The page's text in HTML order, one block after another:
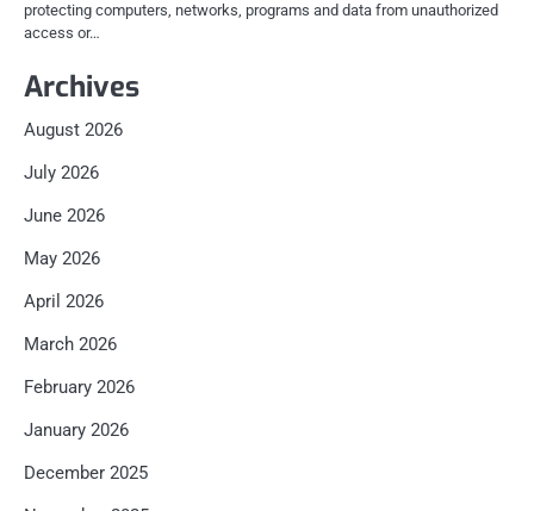
protecting computers, networks, programs and data from unauthorized
access or…
Archives
August 2026
July 2026
June 2026
May 2026
April 2026
March 2026
February 2026
January 2026
December 2025